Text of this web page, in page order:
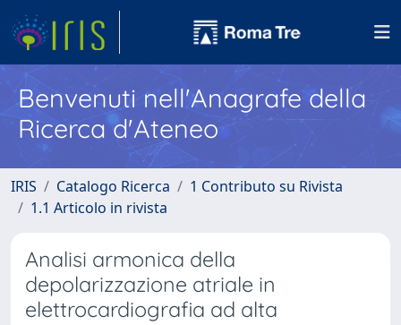
Benvenuti nell'Anagrafe della
Ricerca d'Ateneo
IRIS Catalogo Ricerca
1 Contributo su Rivista
1.1 Articolo in rivista
Analisi armonica della
depolarizzazione atriale in
elettrocardiografia ad alta